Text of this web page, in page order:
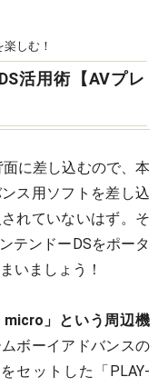
しむ！
活用術【AVプレ
に差し込むので、本
ス用ソフトを差し込
れていないはず。そ
テンドーDSをポータ
いましょう！
micro」という周辺機
ボーイアドバンスの
セットした「PLAY-